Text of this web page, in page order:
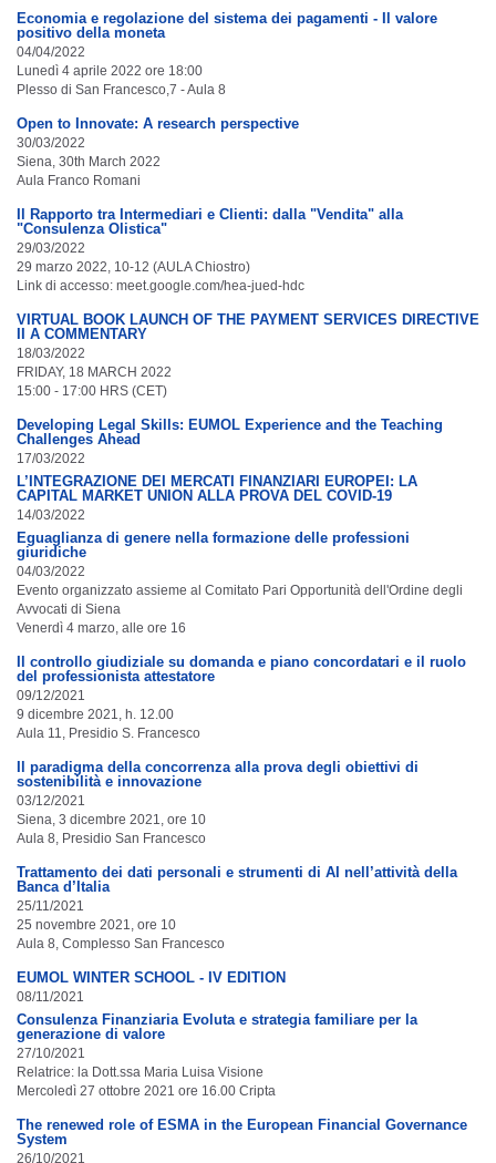
Economia e regolazione del sistema dei pagamenti - Il valore
positivo della moneta
04/04/2022
Lunedì 4 aprile 2022 ore 18:00
Plesso di San Francesco,7 - Aula 8
Open to Innovate: A research perspective
30/03/2022
Siena, 30th March 2022
Aula Franco Romani
Il Rapporto tra Intermediari e Clienti: dalla "Vendita" alla
"Consulenza Olistica"
29/03/2022
29 marzo 2022, 10-12 (AULA Chiostro)
Link di accesso: meet.google.com/hea-jued-hdc
VIRTUAL BOOK LAUNCH OF THE PAYMENT SERVICES DIRECTIVE
II A COMMENTARY
18/03/2022
FRIDAY, 18 MARCH 2022
15:00 - 17:00 HRS (CET)
Developing Legal Skills: EUMOL Experience and the Teaching
Challenges Ahead
17/03/2022
L’INTEGRAZIONE DEI MERCATI FINANZIARI EUROPEI: LA
CAPITAL MARKET UNION ALLA PROVA DEL COVID-19
14/03/2022
Eguaglianza di genere nella formazione delle professioni
giuridiche
04/03/2022
Evento organizzato assieme al Comitato Pari Opportunità dell'Ordine degli
Avvocati di Siena
Venerdì 4 marzo, alle ore 16
Il controllo giudiziale su domanda e piano concordatari e il ruolo
del professionista attestatore
09/12/2021
9 dicembre 2021, h. 12.00
Aula 11, Presidio S. Francesco
Il paradigma della concorrenza alla prova degli obiettivi di
sostenibilità e innovazione
03/12/2021
Siena, 3 dicembre 2021, ore 10
Aula 8, Presidio San Francesco
Trattamento dei dati personali e strumenti di AI nell’attività della
Banca d’Italia
25/11/2021
25 novembre 2021, ore 10
Aula 8, Complesso San Francesco
EUMOL WINTER SCHOOL - IV EDITION
08/11/2021
Consulenza Finanziaria Evoluta e strategia familiare per la
generazione di valore
27/10/2021
Relatrice: la Dott.ssa Maria Luisa Visione
Mercoledì 27 ottobre 2021 ore 16.00 Cripta
The renewed role of ESMA in the European Financial Governance
System
26/10/2021